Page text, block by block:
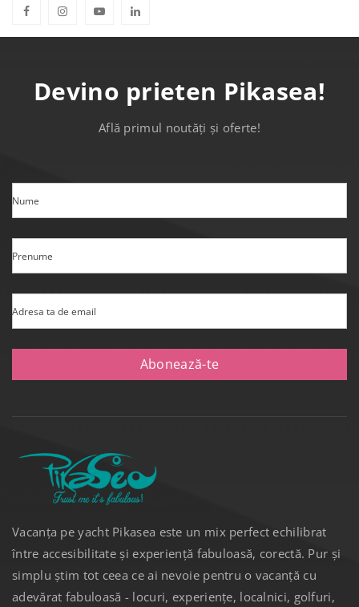
Devino prieten Pikasea!
Află primul noutăți și oferte!
Nume
Prenume
Adresa ta de email
Abonează-te
Vacanța pe yacht Pikasea este un mix perfect echilibrat
între accesibilitate și experiență fabuloasă, corectă. Pur și
simplu știm tot ceea ce ai nevoie pentru o vacanță cu
adevărat fabuloasă - locuri, experiențe, localnici, golfuri,